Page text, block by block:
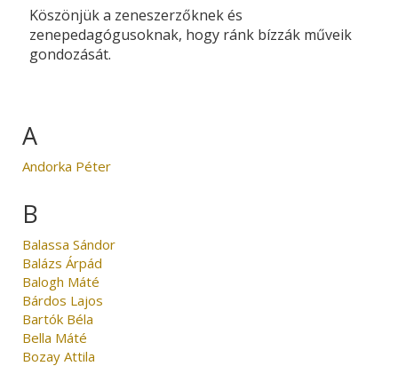
Köszönjük a zeneszerzőknek és
zenepedagógusoknak, hogy ránk bízzák műveik
gondozását.
A
Andorka Péter
B
Balassa Sándor
Balázs Árpád
Balogh Máté
Bárdos Lajos
Bartók Béla
Bella Máté
Bozay Attila